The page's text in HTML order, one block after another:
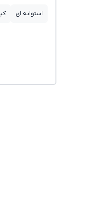
استوانه ای